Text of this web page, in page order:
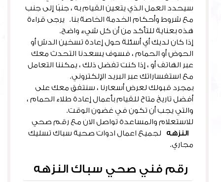
سيحدد العمل الذي يتعين القيام به ، جنبًا إلى جنب
مع شروط وأحكام الخدمة الخاصة بنا. يرجى قراءة
هذه بعناية للتأكد من أن كل شيء واضح.
إذا كان لديك أي أسئلة حول إعادة تسخين الدش أو
الحوض أو الحمام ، فسوف يسعدنا التحدث معك
عبر الهاتف أو ، إذا كنت تفضل ذلك ، يمكننا التعامل
مع استفساراتك عبر البريد الإلكتروني.
بمجرد قبولك لعرض أسعارنا ، سنتفق معك على
أفضل تاريخ متاح للقيام بأعمال إعادة طلاء الحمام ،
والتي يجب أن تكون في غضون الوقت.
للاستعلام والمساعدة تواصل الان مع رقم صحي
النزهه لجميع اعمال ادوات صحية سباك تسليك
مجاري.
رقم فني صحي سباك النزهه